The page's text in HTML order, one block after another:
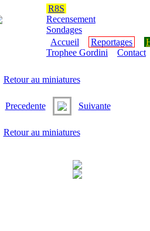
R8S
Recensement
Sondages
Accueil
Reportages
Trophee Gordini
Contact
Retour au miniatures
Precedente Suivante
Retour au miniatures